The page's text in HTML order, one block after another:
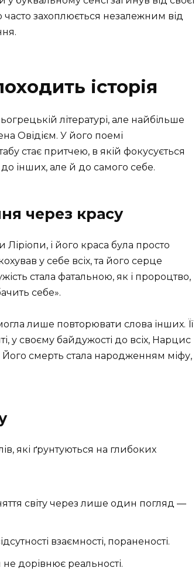
часто захоплюється незалежним від
історія
літературі, але найбільше
Овідієм. У його поемі
стає притчею, в якій фокусується
інших, але й до самого себе.
через красу
і його краса була просто
у себе всіх, та його серце
стала фатальною, як і пророцтво,
себе».
лише повторювати слова інших. Її
своєму байдужості до всіх, Нарцис
Його смерть стала народженням міфу,
які ґрунтуються на глибоких
світу через лише один погляд —
взаємності, пораненості.
дорівнює реальності.